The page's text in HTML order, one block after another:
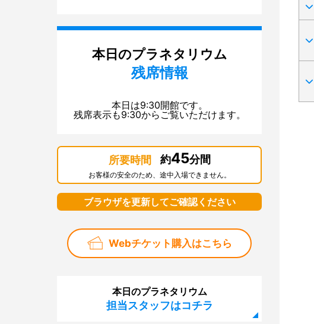
本日のプラネタリウム
残席情報
本日は9:30開館です。
残席表示も9:30からご覧いただけます。
所要時間 約45分間
お客様の安全のため、途中入場できません。
ブラウザを更新してご確認ください
Webチケット購入はこちら
本日のプラネタリウム
担当スタッフはコチラ